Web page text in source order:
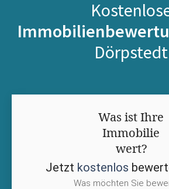
Dörpstedt
Was ist Ihre
Immobilie
wert?
Jetzt kostenlos
Was möchten Sie